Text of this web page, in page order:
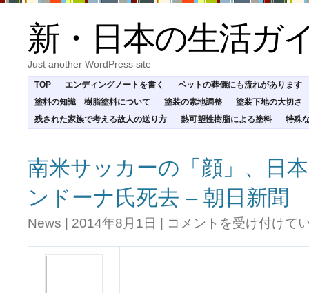
新・日本の生活ガ
Just another WordPress site
TOP エンディングノートを書く
ペットの葬儀にも流れがあります
塗料の知識 樹脂塗料について
塗装の素地調整
塗装下地の大切さ
残された家族で考える故人の送り方
熱可塑性樹脂による塗料 特殊
南米サッカーの「顔」、日
ンドーナ氏死去 – 朝日新聞
News | 2014年8月1日 | 南
サ
コメントを受け付けて